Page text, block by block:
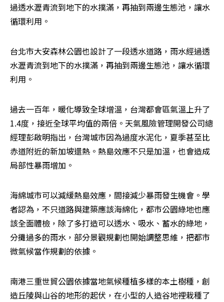
過透水瀝青流到地下的水撲滿，再抽到兩邊生態池，讓水
循環利用。
台北市大安森林公園也設計了一段透水道路，雨水經過透
水瀝青流到地下的水撲滿，再抽到兩邊生態池，讓水循環
利用。
過去一百年，暖化導致全球增溫，台灣都會區氣溫上升了
1.4度，接近全球平均值的兩倍。天氣風險管理開發公司總
經理彭啟明指出，台灣城市因為過度水泥化，夏季甚至比
赤道附近的新加坡還熱。熱島效應不只是加溫，也會造成
局部性暴雨增加。
海綿城市可以減緩熱島效應，間接減少暴雨發生機會。學
者認為，不只道路與建築應該海綿化，都市公園綠地也應
該全面體檢，除了多打造可以透水、吸水、蓄水的綠地，
分攤過多的雨水，部分景觀規劃也開始調整思維，把都市
微氣候當作規劃的依據。
南港三重世貿公園依據當地氣候種植多樣的本土樹種，創
造丘陵與山谷的地形的起伏，在小型的人造谷地裡栽種了